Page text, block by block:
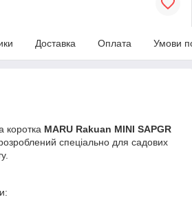
Доставка Оплата Умови
коротка MARU Rakuan MINI SAPGR
спеціально для садових